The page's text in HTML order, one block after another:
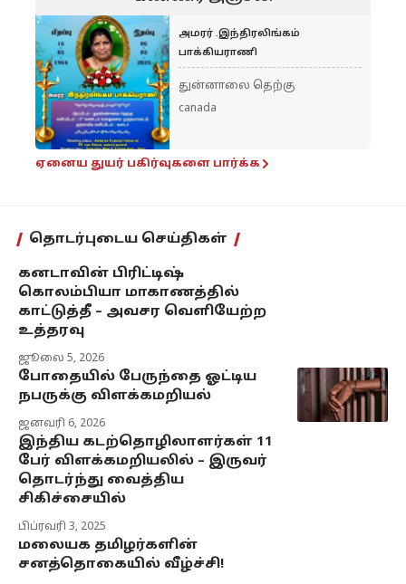
அமரர் .இந்திரலிங்கம்
பாக்கியராணி
துன்னாலை தெற்கு
canada
ஏனைய துயர் பகிர்வுகளை பார்க்க
தொடர்புடைய செய்திகள்
கனடாவின் பிரிட்டிஷ்
கொலம்பியா மாகாணத்தில்
காட்டுத்தீ – அவசர வெளியேற்ற
உத்தரவு
ஜூலை 5, 2026
போதையில் பேருந்தை ஓட்டிய
நபருக்கு விளக்கமறியல்
ஜனவரி 6, 2026
இந்திய கடற்தொழிலாளர்கள் 11
பேர் விளக்கமறியலில் – இருவர்
தொடர்ந்து வைத்திய
சிகிச்சையில்
பிப்ரவரி 3, 2025
மலையக தமிழர்களின்
சனத்தொகையில் வீழ்ச்சி!